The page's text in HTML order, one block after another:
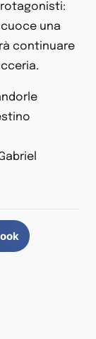
una
continuare